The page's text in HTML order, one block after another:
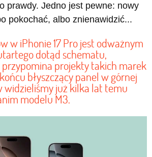
prawdy. Jedno jest pewne: nowy
pokochać, albo znienawidzić...
w iPhonie 17 Pro jest odważnym
dotąd schematu,
przypomina projekty takich marek
błyszczący panel w górnej
widzieliśmy już kilka lat temu
modelu M3.